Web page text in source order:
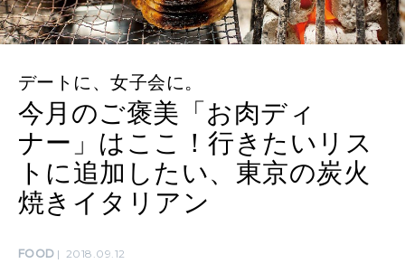
[12星座別] Weekly Holoscope
女神まり愛のタロットメッセージ
算命学がわかる今月のあなた
HEALTH
LEARN
知る、考える
デートに、女子会に。
今月のご褒美「お肉ディ
ナー」はここ！行きたいリス
トに追加したい、東京の炭火
焼きイタリアン
FOOD 2018.09.12